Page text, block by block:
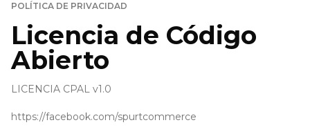
POLÍTICA DE PRIVACIDAD
Licencia de Código
Abierto
LICENCIA CPAL v1.0
https://facebook.com/spurtcommerce